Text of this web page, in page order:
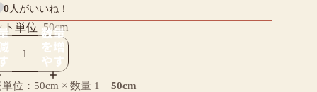
0人がいいね！
ト単位 50cm
数量
を増
やす
単位：50cm × 数量 1 =50cm